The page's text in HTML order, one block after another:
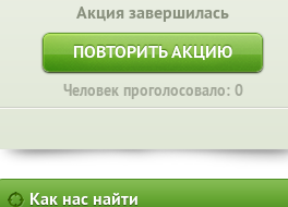
Акция завершилась
ПОВТОРИТЬ АКЦИЮ
Человек проголосовало: 0
Как нас найти